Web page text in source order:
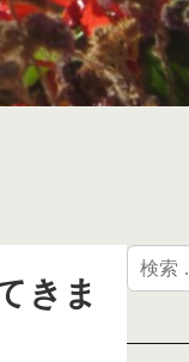
きま
検
索